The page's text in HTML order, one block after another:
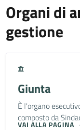
Organi di
gestione
Giunta
È l'organo
composto da
VAI ALLA PAGINA